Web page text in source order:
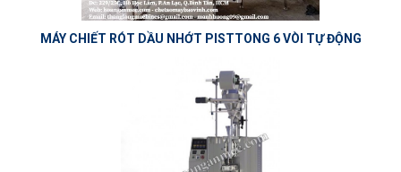
MÁY CHIẾT RÓT DẦU NHỚT PISTTONG 6 VÒI TỰ ĐỘNG